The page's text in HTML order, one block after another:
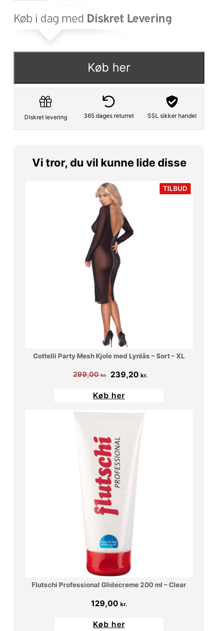
i
e
p
r
i
a
r
:
5
4
9
,
0
0
k
.
p
i
e
r
3
9
Køb her
Diskret levering 365 dages returret SSL sikker handel
Vi tror, du vil kunne lide disse
TILBUD
PÅ
Cottelli Party Mesh Kjole med Lynlås – Sort – XL
299,00kr.
Den
pris
var:
239,20 kr.
Køb her
Flutschi Professional Glidecreme 200 ml – Clear
129,00 kr.
Køb her